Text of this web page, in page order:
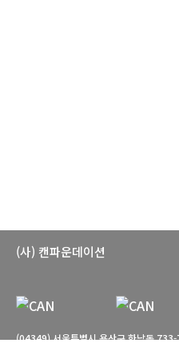
(사) 캔파운데이션
(04349) 서울특별시 용산구 한남동